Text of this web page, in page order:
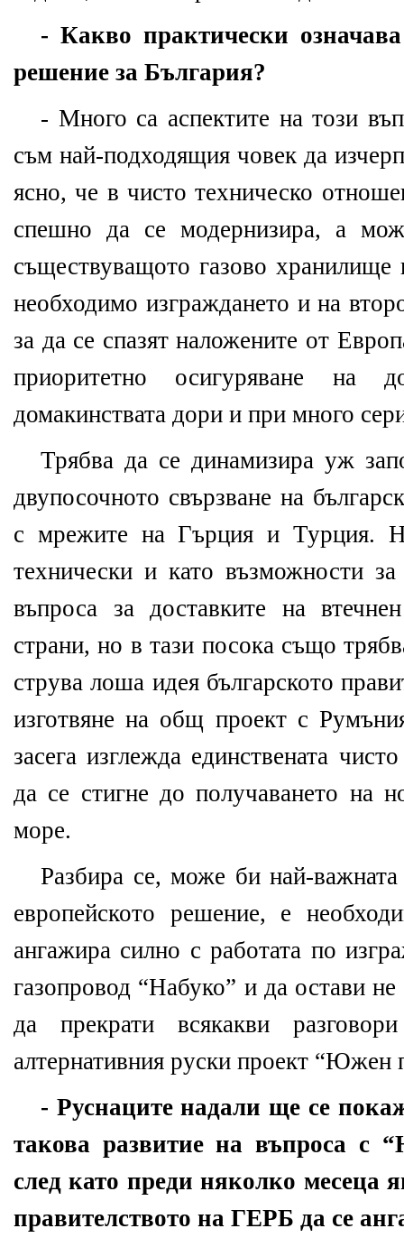
- Какво практически
решение за България?
- Много са аспектите на този
съм най-подходящия човек да
ясно, че в чисто техническо
спешно да се модернизира, а
съществуващото газово
необходимо изграждането и на
за да се спазят наложените от
приоритетно осигуряване на
домакинствата дори и при много
Трябва да се динамизира уж
двупосочното свързване на
с мрежите на Гърция и Турция.
технически и като възможности
въпроса за доставките на
страни, но в тази посока също
струва лоша идея българското
изготвяне на общ проект с
засега изглежда единствената
да се стигне до получаването на
море.
Разбира се, може би най-важната
европейското решение, е
ангажира силно с работата по
газопровод “Набуко” и да остави
да прекрати всякакви
алтернативния руски проект “Южен
- Руснаците надали ще се
такова развитие на въпроса с
след като преди няколко месеца
правителството на ГЕРБ да се